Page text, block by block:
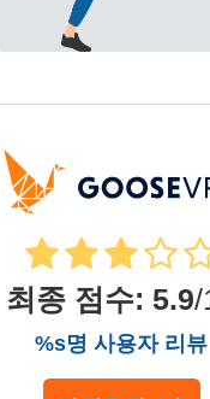
최종 점수: 5.9/
%s명 사용자 리뷰